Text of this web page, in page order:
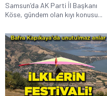
Samsun’da AK Parti İl Başkanı
Köse, gündem olan kıyı konusu...